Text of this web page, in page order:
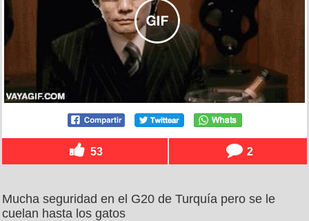
53 2
Mucha seguridad en el G20 de Turquía pero se le
cuelan hasta los gatos